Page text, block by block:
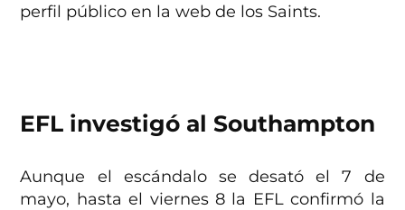
perfil público en la web de los Saints.
EFL investigó al Southampton
Aunque el escándalo se desató el 7 de
mayo, hasta el viernes 8 la EFL confirmó la